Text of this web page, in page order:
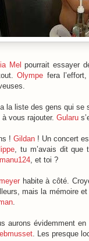
Mel pourrait essayer
Olympe fera
la liste des gens qui se
à vous rajouter. Gularu
!Gildan ! Un concert
, tu m’avais dit
, et toi ?
habite à côté.
mais la mémoire
aurons évidemment
. Les presque